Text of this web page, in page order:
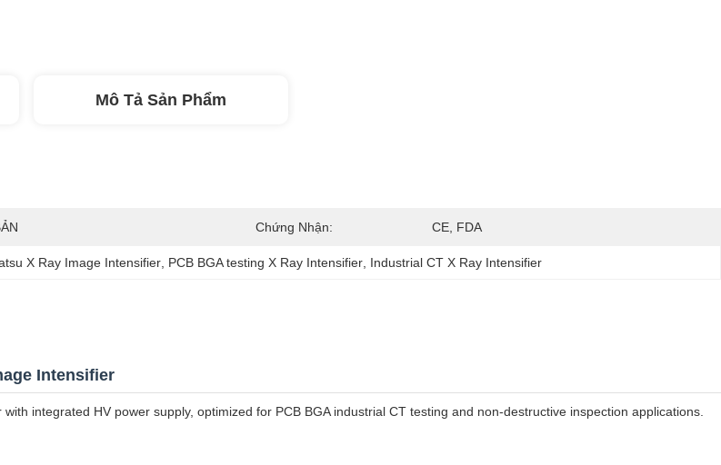
Mô Tả Sản Phẩm
Chứng Nhận: CE, FDA
X Ray Image Intensifier PCB BGA testing X Ray Intensifier Industrial CT X Ray Intensifier
Intensifier
integrated HV power supply, optimized for PCB BGA industrial CT testing and non-destructive inspection applications.